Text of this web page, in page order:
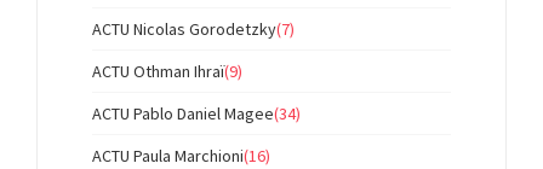
ACTU Nicolas Gorodetzky(7)
ACTU Othman Ihraï(9)
ACTU Pablo Daniel Magee(34)
ACTU Paula Marchioni(16)